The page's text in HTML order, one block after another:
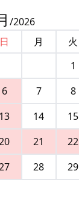
/2026
日
月 火
1
6
7 8
13
14 15
21 22
28 29